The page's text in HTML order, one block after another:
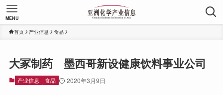
MENU
首页 产业信息 食品
大冢制药 墨西哥新设健康饮料事业公司
产业信息 食品 2020年3月9日